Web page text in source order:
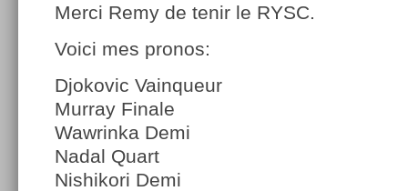
Merci Remy de tenir le RYSC.
Voici mes pronos:
Djokovic Vainqueur
Murray Finale
Wawrinka Demi
Nadal Quart
Nishikori Demi